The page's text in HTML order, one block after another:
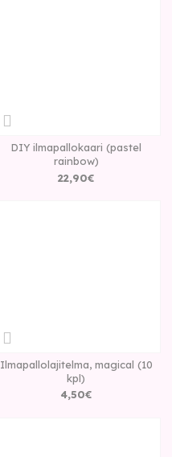
DIY ilmapallokaari (pastel
rainbow)
22,90€
Ilmapallolajitelma, magical (10
kpl)
4,50€